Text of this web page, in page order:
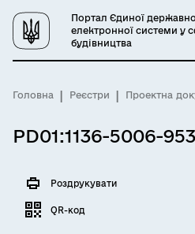
Портал Єдиної
електронної системи у
будівництва
Головна Реєстри Проектна
PD01:1136-5006-
Роздрукувати
QR-код